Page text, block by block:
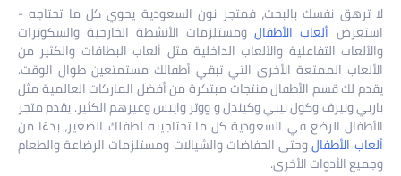
لا ترهق نفسك بالبحث، فمتجر نون السعودية يحوي كل ما تحتاجه -
استعرض ألعاب الأطفال ومستلزمات الأنشطة الخارجية والسكوترات
والألعاب التفاعلية والألعاب الداخلية مثل ألعاب البطاقات والكثير من
الألعاب الممتعة الأخرى التي تبقي أطفالك مستمتعين طوال الوقت.
يقدم لك قسم الأطفال منتجات مبتكرة من أفضل الماركات العالمية مثل
باربي ونيرف وكول بيبي وكيندل و ووتر وايبس وغيرهم الكثير. يقدم متجر
الأطفال الرضع في السعودية كل ما تحتاجينه لطفلك الصغير، بدءًا من
ألعاب الأطفالوحتى الحفاضات والشيالات ومستلزمات الرضاعة والطعام
وجميع الأدوات الأخرى.